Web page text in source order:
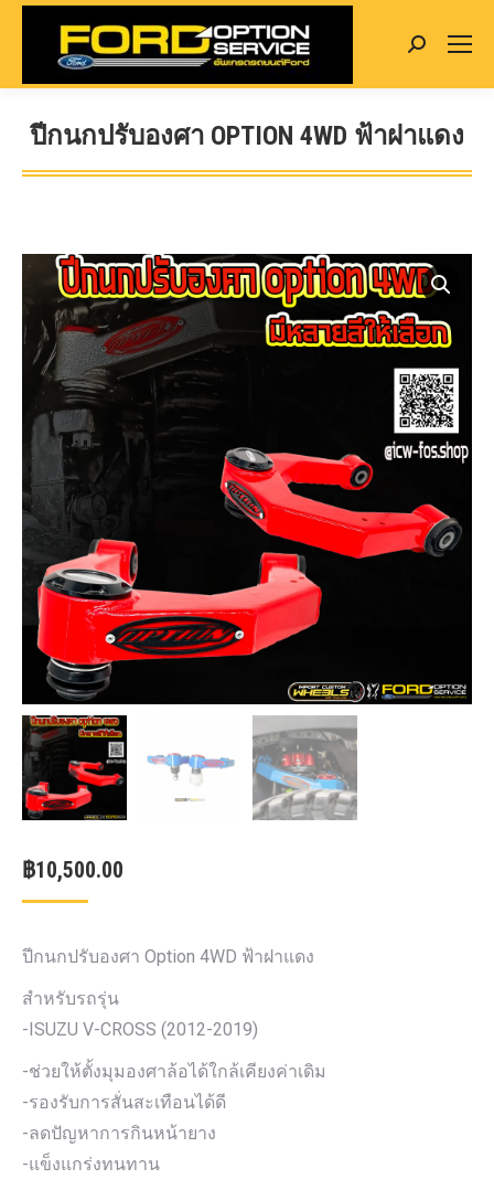
Search:
ปีกนกปรับองศา OPTION 4WD ฟ้าฝาแดง
You are here:
฿10,500.00
ปีกนกปรับองศา Option 4WD ฟ้าฝาแดง
สำหรับรถรุ่น
-ISUZU V-CROSS (2012-2019)
-ช่วยให้ตั้งมุมองศาล้อได้ใกล้เคียงค่าเดิม
-รองรับการสั่นสะเทือนได้ดี
-ลดปัญหาการกินหน้ายาง
-แข็งแกร่งทนทาน